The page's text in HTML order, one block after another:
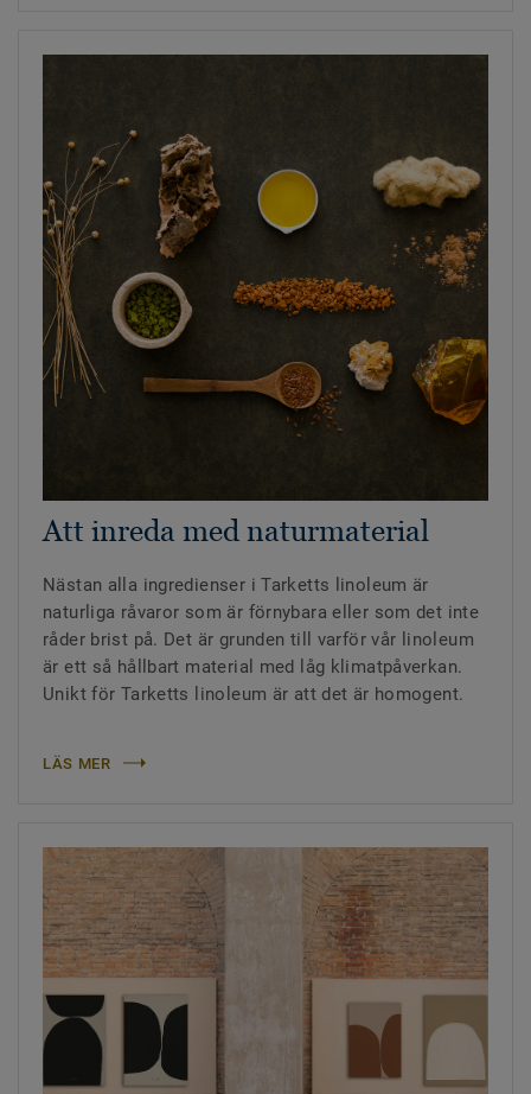
Att inreda med naturmaterial
Nästan alla ingredienser i Tarketts linoleum är
naturliga råvaror som är förnybara eller som det inte
råder brist på. Det är grunden till varför vår linoleum
är ett så hållbart material med låg klimatpåverkan.
Unikt för Tarketts linoleum är att det är homogent.
LÄS MER